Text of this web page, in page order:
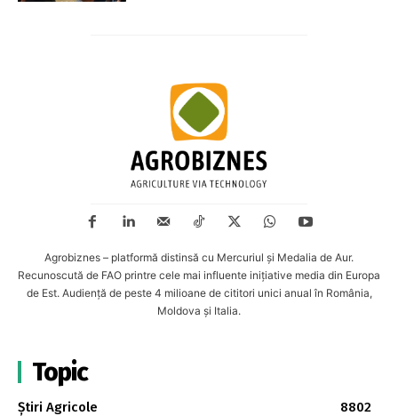
Agrobiznes – platformă distinsă cu Mercuriul și Medalia de Aur.
Recunoscută de FAO printre cele mai influente inițiative media din Europa
de Est. Audiență de peste 4 milioane de cititori unici anual în România,
Moldova și Italia.
Topic
Știri Agricole
8802